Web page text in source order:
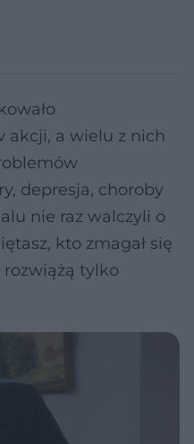
akcji, a wielu z nich
depresja, choroby
nie raz walczyli o
kto zmagał się
rozwiążą tylko